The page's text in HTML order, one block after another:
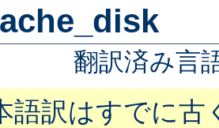
翻訳済み言
語訳はすでに古